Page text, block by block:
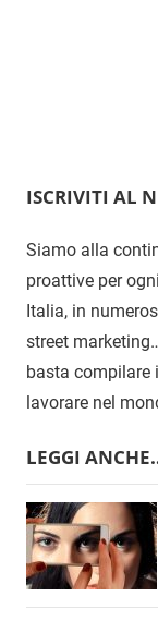
ISCRIVITI AL
Siamo alla
proattive per
Italia, in
street
basta compilare
lavorare nel
LEGGI